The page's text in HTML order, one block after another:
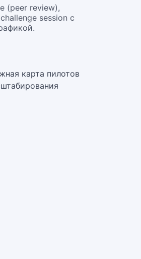
(peer review),
session с
карта пилотов